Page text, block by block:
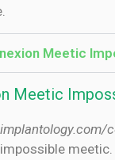
Meetic
Meetic